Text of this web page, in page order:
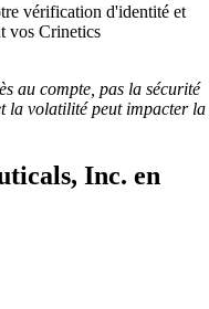
vérification d'identité et
vos Crinetics
au compte, pas la sécurité
la volatilité peut impacter la
Inc. en